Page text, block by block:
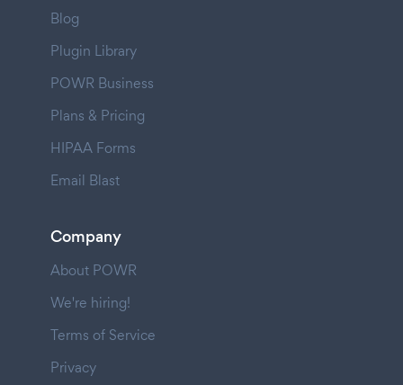
Blog
Plugin Library
POWR Business
Plans & Pricing
HIPAA Forms
Email Blast
Company
About POWR
We're hiring!
Terms of Service
Privacy